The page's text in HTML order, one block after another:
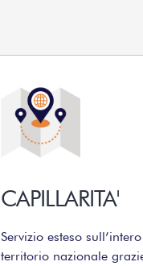
CAPILLARITA'
Servizio esteso sull’intero
territorio nazionale